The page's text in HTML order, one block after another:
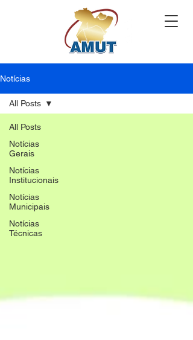
Notícias
All Posts
Notícias
Gerais
Notícias
Institucionais
Notícias
Municipais
Notícias
Técnicas
All Posts